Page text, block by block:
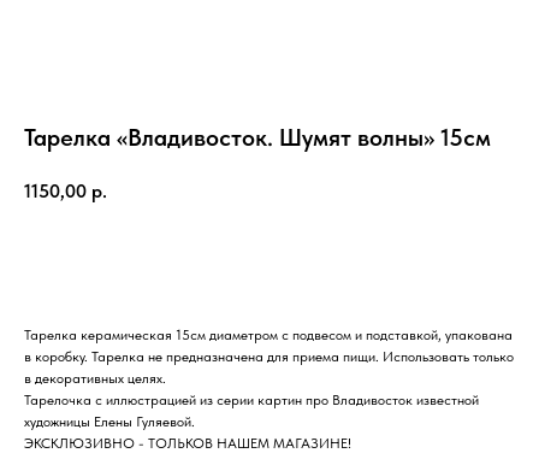
Тарелка «Владивосток. Шумят волны» 15см
1150,00 р.
Тарелка керамическая 15см диаметром с подвесом и подставкой, упакована
в коробку. Тарелка не предназначена для приема пищи. Использовать только
в декоративных целях.
Тарелочка с иллюстрацией из серии картин про Владивосток известной
художницы Елены Гуляевой.
ЭКСКЛЮЗИВНО - ТОЛЬКОВ НАШЕМ МАГАЗИНЕ!